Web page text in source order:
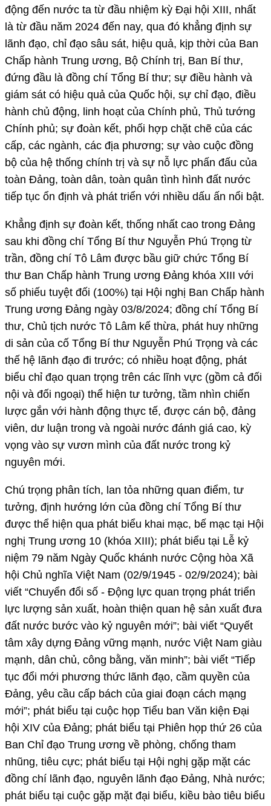
động đến nước ta từ đầu nhiệm kỳ Đại hội XIII, nhất
là từ đầu năm 2024 đến nay, qua đó khẳng định sự
lãnh đạo, chỉ đạo sâu sát, hiệu quả, kịp thời của Ban
Chấp hành Trung ương, Bộ Chính trị, Ban Bí thư,
đứng đầu là đồng chí Tổng Bí thư; sự điều hành và
giám sát có hiệu quả của Quốc hội, sự chỉ đạo, điều
hành chủ động, linh hoạt của Chính phủ, Thủ tướng
Chính phủ; sự đoàn kết, phối hợp chặt chẽ của các
cấp, các ngành, các địa phương; sự vào cuộc đồng
bộ của hệ thống chính trị và sự nỗ lực phấn đấu của
toàn Đảng, toàn dân, toàn quân tình hình đất nước
tiếp tục ổn định và phát triển với nhiều dấu ấn nổi bật.
Khẳng định sự đoàn kết, thống nhất cao trong Đảng
sau khi đồng chí Tổng Bí thư Nguyễn Phú Trọng từ
trần, đồng chí Tô Lâm được bầu giữ chức Tổng Bí
thư Ban Chấp hành Trung ương Đảng khóa XIII với
số phiếu tuyệt đối (100%) tại Hội nghị Ban Chấp hành
Trung ương Đảng ngày 03/8/2024; đồng chí Tổng Bí
thư, Chủ tịch nước Tô Lâm kế thừa, phát huy những
di sản của cố Tổng Bí thư Nguyễn Phú Trọng và các
thế hệ lãnh đạo đi trước; có nhiều hoạt động, phát
biểu chỉ đạo quan trọng trên các lĩnh vực (gồm cả đối
nội và đối ngoại) thể hiện tư tưởng, tầm nhìn chiến
lược gắn với hành động thực tế, được cán bộ, đảng
viên, dư luận trong và ngoài nước đánh giá cao, kỳ
vọng vào sự vươn mình của đất nước trong kỷ
nguyên mới.
Chú trọng phân tích, lan tỏa những quan điểm, tư
tưởng, định hướng lớn của đồng chí Tổng Bí thư
được thể hiện qua phát biểu khai mạc, bế mạc tại Hội
nghị Trung ương 10 (khóa XIII); phát biểu tại Lễ kỷ
niệm 79 năm Ngày Quốc khánh nước Cộng hòa Xã
hội Chủ nghĩa Việt Nam (02/9/1945 - 02/9/2024); bài
viết “Chuyển đổi số - Động lực quan trọng phát triển
lực lượng sản xuất, hoàn thiện quan hệ sản xuất đưa
đất nước bước vào kỷ nguyên mới”; bài viết “Quyết
tâm xây dựng Đảng vững mạnh, nước Việt Nam giàu
mạnh, dân chủ, công bằng, văn minh”; bài viết “Tiếp
tục đổi mới phương thức lãnh đạo, cầm quyền của
Đảng, yêu cầu cấp bách của giai đoạn cách mạng
mới”; phát biểu tại cuộc họp Tiểu ban Văn kiện Đại
hội XIV của Đảng; phát biểu tại Phiên họp thứ 26 của
Ban Chỉ đạo Trung ương về phòng, chống tham
nhũng, tiêu cực; phát biểu tại Hội nghị gặp mặt các
đồng chí lãnh đạo, nguyên lãnh đạo Đảng, Nhà nước;
phát biểu tại cuộc gặp mặt đại biểu, kiều bào tiêu biểu